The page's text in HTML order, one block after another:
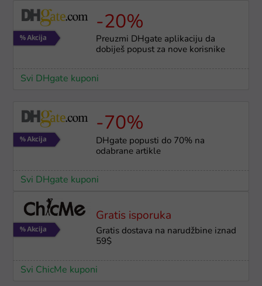
-20%
Preuzmi DHgate aplikaciju da
dobiješ popust za nove korisnike
Svi DHgate kuponi
-70%
DHgate popusti do 70% na
odabrane artikle
Svi DHgate kuponi
Gratis isporuka
Gratis dostava na narudžbine iznad
59$
Svi ChicMe kuponi